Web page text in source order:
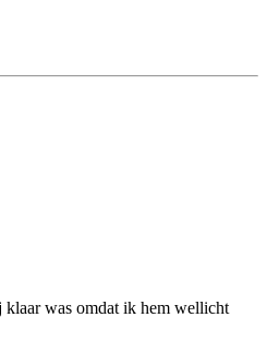
klaar was omdat ik hem wellicht